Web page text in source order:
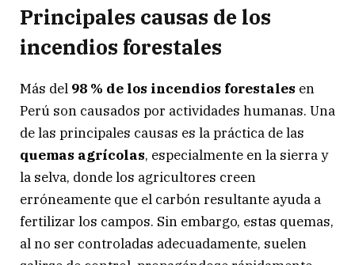
Principales causas de los
incendios forestales
Más del 98 % de los incendios forestales en
Perú son causados por actividades humanas. Una
de las principales causas es la práctica de las
quemas agrícolas, especialmente en la sierra y
la selva, donde los agricultores creen
erróneamente que el carbón resultante ayuda a
fertilizar los campos. Sin embargo, estas quemas,
al no ser controladas adecuadamente, suelen